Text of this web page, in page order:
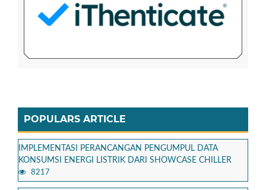
POPULARS ARTICLE
IMPLEMENTASI PERANCANGAN PENGUMPUL DATA
KONSUMSI ENERGI LISTRIK DARI SHOWCASE CHILLER
8217